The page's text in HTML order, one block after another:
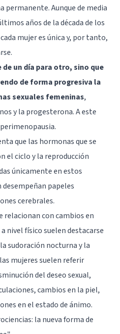
permanente. Aunque de media
años de la década de los
mujer es única y, por tanto,
de un día para otro, sino que
de forma progresiva la
sexuales femeninas,
y la progesterona. A este
que las hormonas que se
el ciclo y la reproducción
únicamente en estos
papeles
cerebrales.
relacionan con cambios en
nivel físico suelen destacarse
sudoración nocturna y la
mujeres suelen referir
del deseo sexual,
cambios en la piel,
en el estado de ánimo.
la nueva forma de